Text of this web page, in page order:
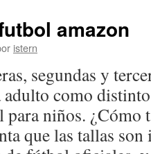
amazon
istern
segundas y
como
niños. ¿Cómo
que las tallas